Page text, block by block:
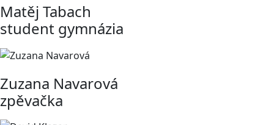
Matěj Tabach
student gymnázia
Zuzana Navarová
zpěvačka